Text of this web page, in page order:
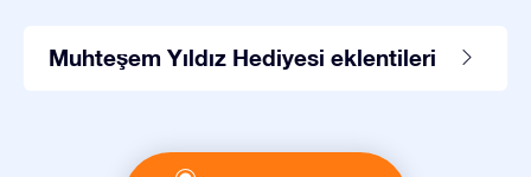
Muhteşem Yıldız Hediyesi eklentileri